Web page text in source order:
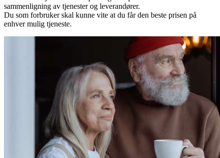
sammenligning av tjenester og leverandører.
Du som forbruker skal kunne vite at du får den beste prisen på
enhver mulig tjeneste.